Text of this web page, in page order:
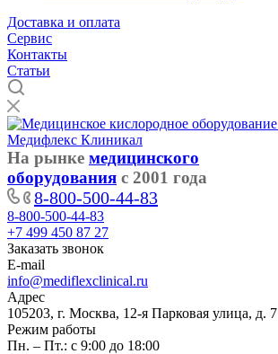
Доставка и оплата
Cервис
Контакты
Статьи
На рынке медицинского
оборудования с 2001 года
8-800-500-44-83
8-800-500-44-83
+7 499 450 87 27
Заказать звонок
E-mail
info@mediflexclinical.ru
Адрес
105203, г. Москва, 12-я Парковая улица, д. 7
Режим работы
Пн. – Пт.: с 9:00 до 18:00